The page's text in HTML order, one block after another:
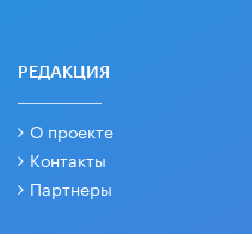
РЕДАКЦИЯ
О проекте
Контакты
Партнеры